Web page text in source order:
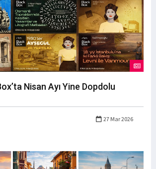
Nisan Ayı Yine Dopdolu
27 Mar 2026